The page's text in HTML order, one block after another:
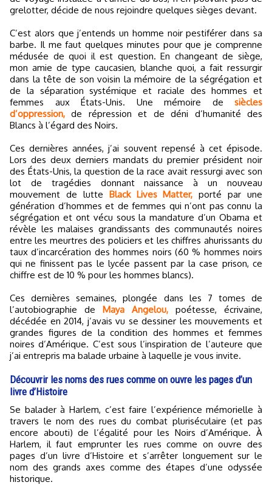
grelotter, décide de nous rejoindre quelques sièges devant.
C’est alors que j’entends un homme noir pestiférer dans sa
barbe. Il me faut quelques minutes pour que je comprenne
médusée de quoi il est question. En changeant de siège,
mon amie de type caucasien, blanche quoi, a fait ressurgir
dans la tête de son voisin la mémoire de la ségrégation et
de la séparation systémique et raciale des hommes et
femmes aux États-Unis. Une mémoire de siècles
d’oppression, de répression et de déni d’humanité des
Blancs à l’égard des Noirs.
Ces dernières années, j’ai souvent repensé à cet épisode.
Lors des deux derniers mandats du premier président noir
des États-Unis, la question de la race avait ressurgi avec son
lot de tragédies donnant naissance à un nouveau
mouvement de lutte Black Lives Matter, porté par une
génération d’hommes et de femmes qui n’ont pas connu la
ségrégation et ont vécu sous la mandature d’un Obama et
révèle les malaises grandissants des communautés noires
entre les meurtres des policiers et les chiffres ahurissants du
taux d’incarcération des hommes noirs (60 % hommes noirs
qui ne finissent pas le lycée passent par la case prison, ce
chiffre est de 10 % pour les hommes blancs).
Ces dernières semaines, plongée dans les 7 tomes de
l’autobiographie de Maya Angelou, poétesse, écrivaine,
décédée en 2014, j’avais vu se dessiner les mouvements et
grandes figures de la condition des hommes et femmes
noires d’Amérique. C’est sous l’inspiration de l’auteure que
j’ai entrepris ma balade urbaine à laquelle je vous invite.
Découvrir les noms des rues comme on ouvre les pages d’un
livre d’Histoire
Se balader à Harlem, c’est faire l’expérience mémorielle à
travers le nom des rues du combat pluriséculaire (et pas
encore abouti) de l’égalité pour les Noirs d’Amérique. À
Harlem, il faut emprunter les rues comme on ouvre des
pages d’un livre d’Histoire et s’arrêter longuement sur le
nom des grands axes comme des étapes d’une odyssée
historique.